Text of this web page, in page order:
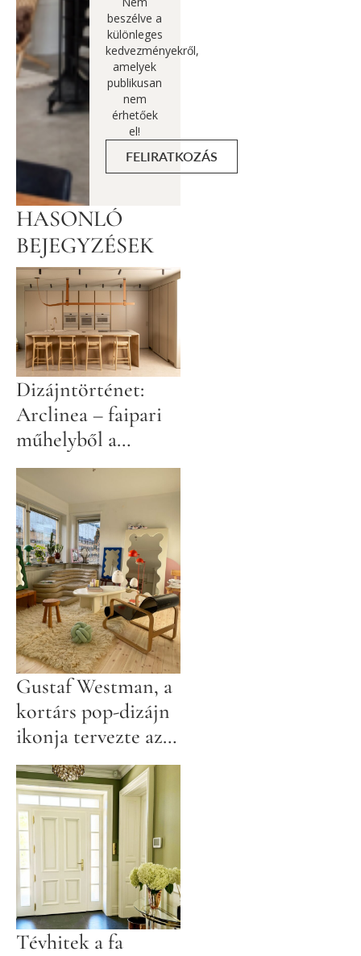
beszélve a
különleges
kedvezményekről,
amelyek
publikusan
nem
érhetőek
el!
FELIRATKOZÁS
HASONLÓ
BEJEGYZÉSEK
Dizájntörténet:
Arclinea – faipari
műhelyből a
prémiumkonyhák
élvonalába
Gustaf Westman, a
kortárs pop-dizájn
ikonja tervezte az
IKEA karácsonyi
kollekcióját
Tévhitek a fa